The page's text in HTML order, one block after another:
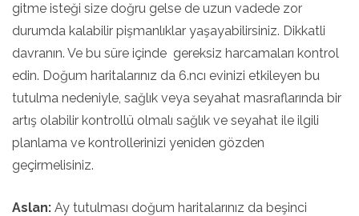
gitme isteği size doğru gelse de uzun vadede zor
durumda kalabilir pişmanlıklar yaşayabilirsiniz. Dikkatli
davranın. Ve bu süre içinde gereksiz harcamaları kontrol
edin. Doğum haritalarınız da 6.ncı evinizi etkileyen bu
tutulma nedeniyle, sağlık veya seyahat masraflarında bir
artış olabilir kontrollü olmalı sağlık ve seyahat ile ilgili
planlama ve kontrollerinizi yeniden gözden
geçirmelisiniz.
Aslan: Ay tutulması doğum haritalarınız da beşinci